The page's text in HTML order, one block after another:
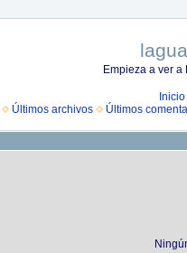
Empieza a ver
Inicio
Últimos archivos Últimos